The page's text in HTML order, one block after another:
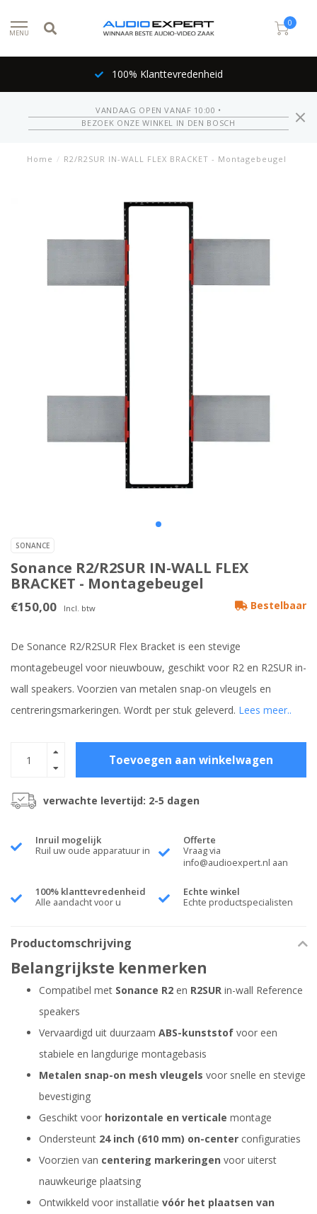
MENU
0
100% Klanttevredenheid
VANDAAG OPEN VANAF 10:00 •
BEZOEK ONZE WINKEL IN DEN BOSCH
Home / R2/R2SUR IN-WALL FLEX BRACKET - Montagebeugel
SONANCE
Sonance R2/R2SUR IN-WALL FLEX
BRACKET - Montagebeugel
€150,00 Incl. btw Bestelbaar
De Sonance R2/R2SUR Flex Bracket is een stevige
montagebeugel voor nieuwbouw, geschikt voor R2 en R2SUR in-
wall speakers. Voorzien van metalen snap-on vleugels en
centreringsmarkeringen. Wordt per stuk geleverd. Lees meer..
Toevoegen aan winkelwagen
verwachte levertijd: 2-5 dagen
Inruil mogelijk
Ruil uw oude apparatuur in
Offerte
Vraag via
info@audioexpert.nl aan
100% klanttevredenheid
Alle aandacht voor u
Echte winkel
Echte productspecialisten
Productomschrijving
Belangrijkste kenmerken
Compatibel met Sonance R2 en R2SUR in-wall Reference
speakers
Vervaardigd uit duurzaam ABS-kunststof voor een
stabiele en langdurige montagebasis
Metalen snap-on mesh vleugels voor snelle en stevige
bevestiging
Geschikt voor horizontale en verticale montage
Ondersteunt 24 inch (610 mm) on-center configuraties
Voorzien van centering markeringen voor uiterst
nauwkeurige plaatsing
Ontwikkeld voor installatie vóór het plaatsen van